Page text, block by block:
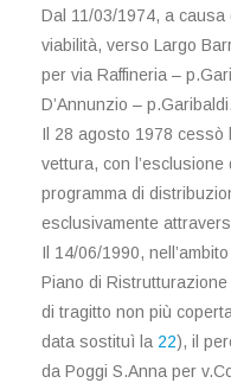
Dal 11/03/1974, a causa
viabilità, verso Largo
per via Raffineria –
D’Annunzio – p.Garibaldi.
Il 28 agosto 1978 cessò
vettura, con l’esclusione
programma di
esclusivamente
Il 14/06/1990,
Piano di
di tragitto non più
data sostituì la 22), il
da Poggi S.Anna per